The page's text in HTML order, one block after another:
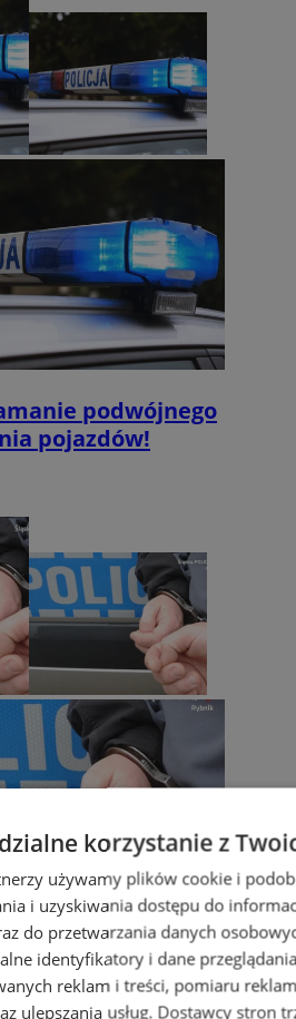
podwójnego
pojazdów!
związanego ze sprawą
korzystanie z
używamy plików cookie i
i uzyskiwania dostępu do
do przetwarzania danych
identyfikatory i dane
reklam i treści, pomiaru
ulepszania usług. Dostawcy stron